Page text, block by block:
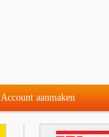
Account aanmaken